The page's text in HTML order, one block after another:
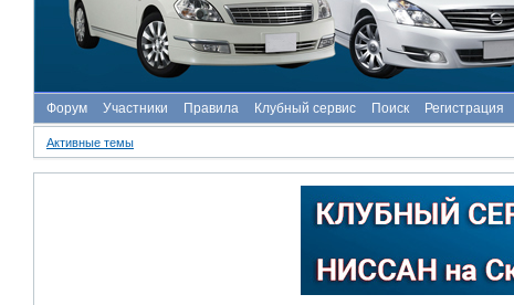
Форум Участники Правила Клубный сервис Поиск Регистрация
Активные темы